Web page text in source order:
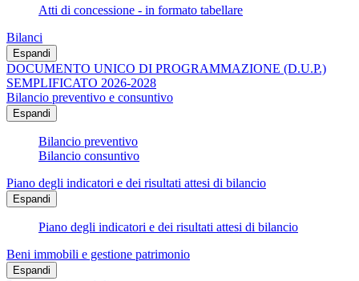
Atti di concessione - in formato tabellare
Bilanci
Espandi
DOCUMENTO UNICO DI PROGRAMMAZIONE (D.U.P.)
SEMPLIFICATO 2026-2028
Bilancio preventivo e consuntivo
Espandi
Bilancio preventivo
Bilancio consuntivo
Piano degli indicatori e dei risultati attesi di bilancio
Espandi
Piano degli indicatori e dei risultati attesi di bilancio
Beni immobili e gestione patrimonio
Espandi